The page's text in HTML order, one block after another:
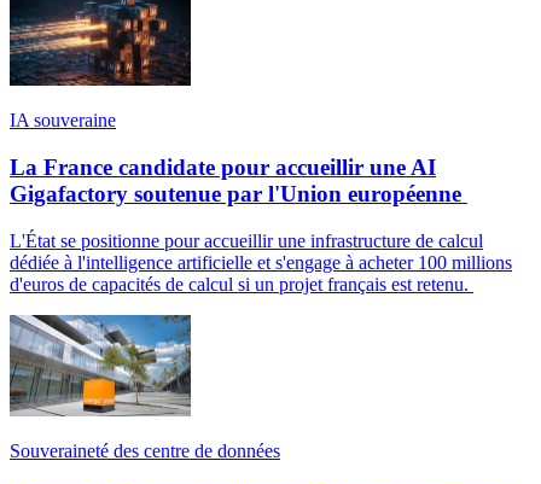
IA souveraine
La France candidate pour accueillir une AI
Gigafactory soutenue par l'Union européenne
L'État se positionne pour accueillir une infrastructure de calcul
dédiée à l'intelligence artificielle et s'engage à acheter 100 millions
d'euros de capacités de calcul si un projet français est retenu.
Souveraineté des centre de données